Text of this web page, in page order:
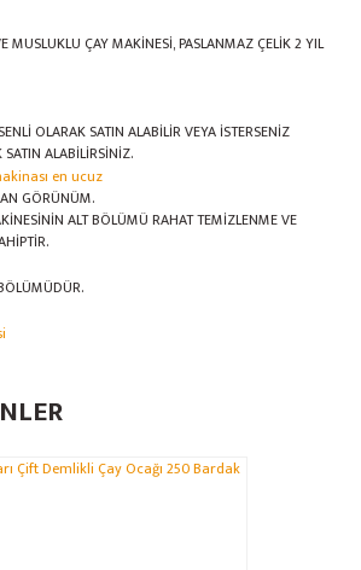
MUSLUKLU ÇAY MAKİNESİ, PASLANMAZ ÇELİK 2 YIL
OLARAK SATIN ALABİLİR VEYA İSTERSENİZ
ALABİLİRSİNİZ.
GÖRÜNÜM.
ALT BÖLÜMÜ RAHAT TEMİZLENME VE
resim, ürün açıklamalarında ve diğer konularda
öneri formunu kullanarak tarafımıza
teşekkür ederiz.